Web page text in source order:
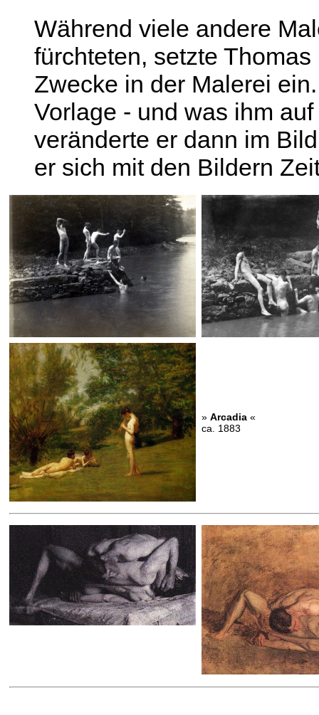
Während viele andere
fürchteten, setzte
Zwecke in der Malerei
Vorlage - und was ihm
veränderte er dann im
er sich mit den Bildern
» Arcadia «
ca. 1883